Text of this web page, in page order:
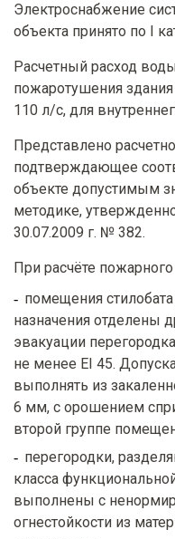
Электроснабжение
объекта принято по I
Расчетный расход
пожаротушения
110 л/с, для
Представлено
подтверждающее
объекте допустимым
методике,
30.07.2009 г. № 382.
При расчёте
помещения
назначения отделены
эвакуации
не менее EI 45.
выполнять из
6 мм, с орошением
второй группе
перегородки,
класса
выполнены с
огнестойкости из